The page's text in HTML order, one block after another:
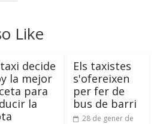
Like
decide
la mejor
para
la
Els taxistes
s'ofereixen
per fer de
bus de barri
28 de gener de